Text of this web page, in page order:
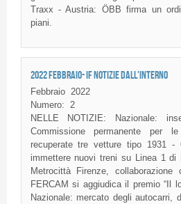
Traxx - Austria: ÖBB firma un
piani.
2022 FEBBRAIO- IF NOTIZIE DALL'INTERNO
Febbraio 2022
Numero: 2
NELLE NOTIZIE: Nazionale:
Commissione permanente per
recuperate tre vetture tipo 1931 -
immettere nuovi treni su Linea 1 di
Metrocittà Firenze,
FERCAM si aggiudica il premio “Il
Nazionale: mercato degli autocarri,